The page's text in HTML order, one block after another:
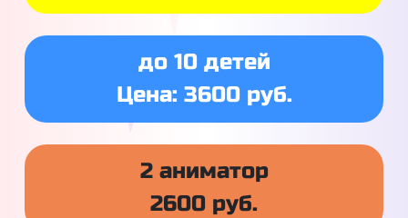
до 10 детей
Цена: 3600 руб.
2 аниматор
2600 руб.